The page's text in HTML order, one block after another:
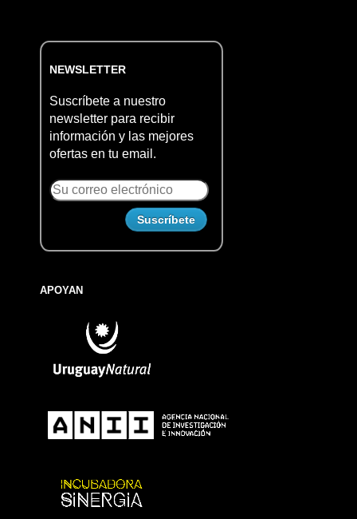
NEWSLETTER
Suscríbete a nuestro
newsletter para recibir
información y las mejores
ofertas en tu email.
APOYAN